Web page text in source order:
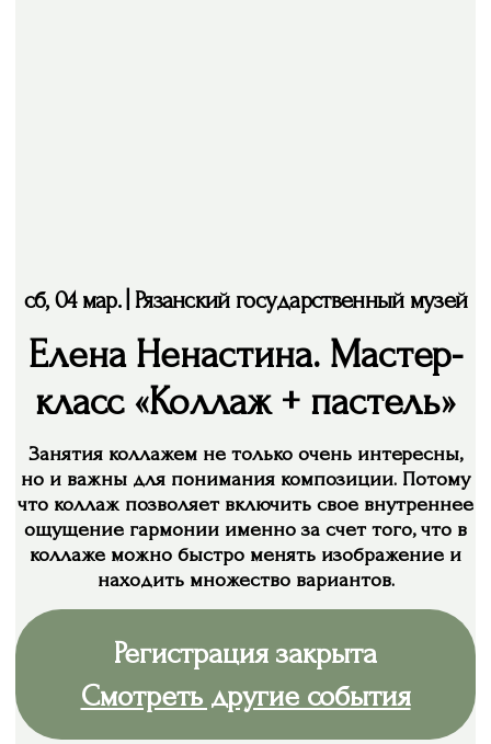
коллаже можно быстро менять изображение и
находить множество вариантов.
Регистрация закрыта
Смотреть другие события